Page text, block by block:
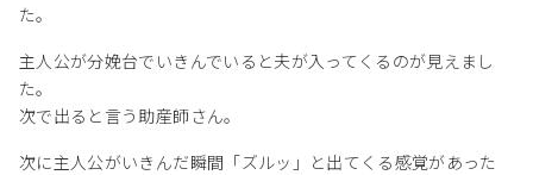
た。
主人公が分娩台でいきんでいると夫が入ってくるのが見えまし
た。
次で出ると言う助産師さん。
次に主人公がいきんだ瞬間「ズルッ」と出てくる感覚があった